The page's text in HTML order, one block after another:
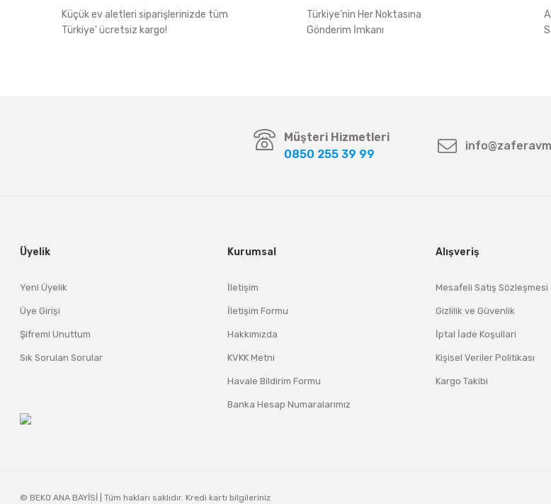
Küçük ev aletleri siparişlerinizde tüm
Türkiye' ücretsiz kargo!
Türkiye’nin Her Noktasına
Gönderim İmkanı
Müşteri Hizmetleri
0850 255 39 99
Üyelik
Yeni Üyelik
Üye Girişi
Şifremi Unuttum
Sık Sorulan Sorular
Kurumsal
İletişim
İletişim Formu
Hakkımızda
KVKK Metni
Havale Bildirim Formu
Banka Hesap Numaralarımız
Alışveriş
Mesafeli Satış Sözleşmesi
Gizlilik ve Güvenlik
İptal İade Koşullari
Kişisel Veriler Politikası
Kargo Takibi
© BEKO ANA BAYİSİ | Tüm hakları saklıdır. Kredi kartı bilgileriniz